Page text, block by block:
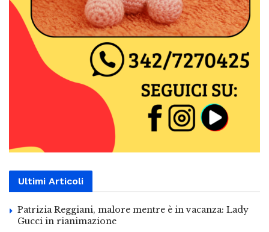
Ultimi Articoli
Patrizia Reggiani, malore mentre è in vacanza: Lady
Gucci in rianimazione